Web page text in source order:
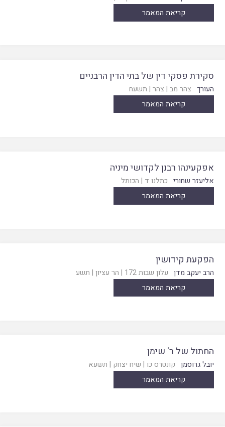
קריאת המאמר
סקירת פסקי דין של בתי הדין הרבניים
העורך צהר מב | צהר | תשעח
קריאת המאמר
אפקעינהו רבנן לקדושי מיניה
אליעזר שחורי כתלנו ד | הכותל
קריאת המאמר
הפקעת קידושין
הרב יעקב מדן עלון שבות 172 | הר עציון | תשע
קריאת המאמר
החתול של ר' שימן
יובל גרוסמן קונטרס כו | שיח יצחק | תשעא
קריאת המאמר